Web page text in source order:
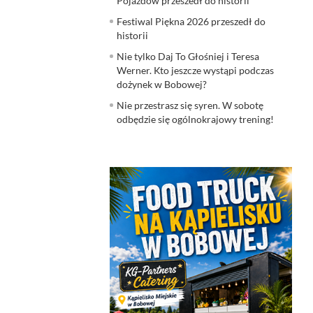
Festiwal Piękna 2026 przeszedł do
historii
Nie tylko Daj To Głośniej i Teresa
Werner. Kto jeszcze wystąpi podczas
dożynek w Bobowej?
Nie przestrasz się syren. W sobotę
odbędzie się ogólnokrajowy trening!